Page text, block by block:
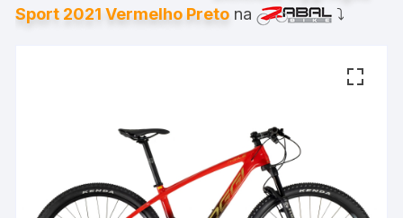
Sport 2021 Vermelho Preto na ⤵